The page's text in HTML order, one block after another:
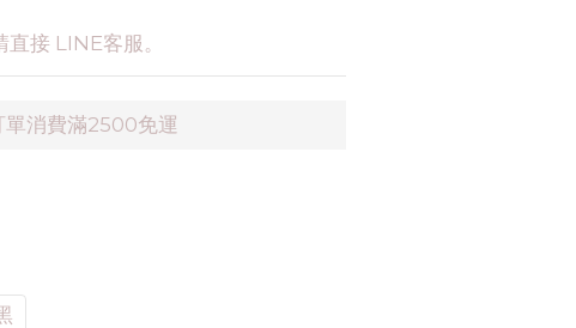
接 LINE客服。
單消費滿2500免運